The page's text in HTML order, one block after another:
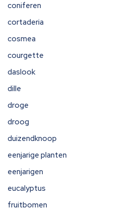
coniferen
cortaderia
cosmea
courgette
daslook
dille
droge
droog
duizendknoop
eenjarige planten
eenjarigen
eucalyptus
fruitbomen